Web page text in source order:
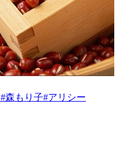
#森もり子#アリシー